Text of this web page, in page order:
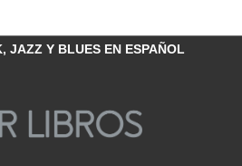
JAZZ Y BLUES EN ESPAÑOL